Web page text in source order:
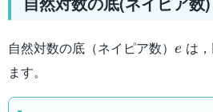
自然対数の底（ネイピア数） e
e は
ます。